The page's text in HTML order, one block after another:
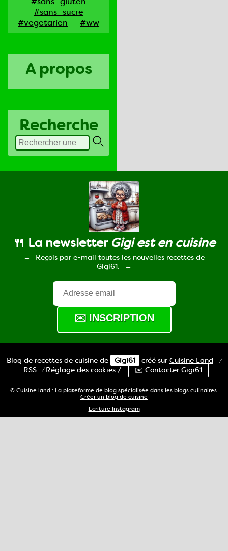
#sans_sucre
#vegetarien
#ww
A propos
Recherche
🍴 La newsletter Gigi est en cuisine
Reçois par e-mail toutes les nouvelles recettes de
Gigi61.
Blog de recettes de cuisine de Gigi61 créé sur Cuisine Land
⁄
RSS ⁄Réglage des cookies / ✉️ Contacter Gigi61
© Cuisine.land : La plateforme de blog spécialisée dans les blogs culinaires.
Créer un blog de cuisine
Ecriture Instagram